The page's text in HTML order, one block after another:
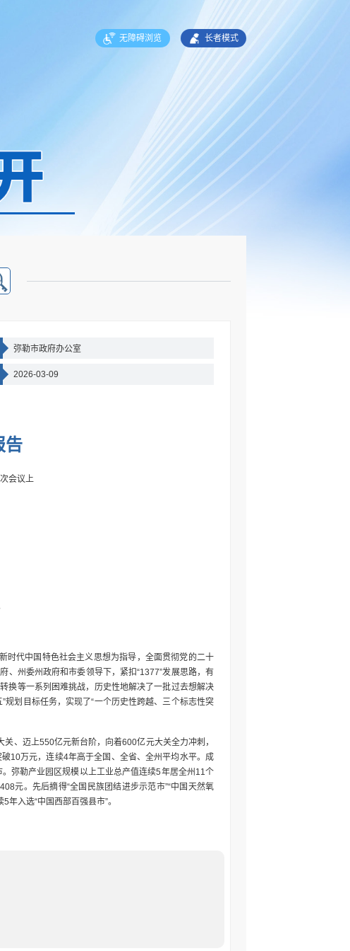
无障碍浏览 长者模式
弥勒市政府办公室
2026-03-09
告
会议上
时代中国特色社会主义思想为指导，全面贯彻党的二十
、州委州政府和市委领导下，紧扣“1377”发展思路，有
换等一系列困难挑战，历史性地解决了一批过去想解决
划目标任务，实现了“一个历史性跨越、三个标志性突
、迈上550亿元新台阶，向着600亿元大关全力冲刺，
10万元，连续4年高于全国、全省、全州平均水平。成
弥勒产业园区规模以上工业总产值连续5年居全州11个
元。先后摘得“全国民族团结进步示范市”“中国天然氧
年入选“中国西部百强县市”。
经济产业园落地弥勒，建成全国第二大轻型飞机生产基
事”，成立了全省首家旅居联谊会，打造特色旅居村33